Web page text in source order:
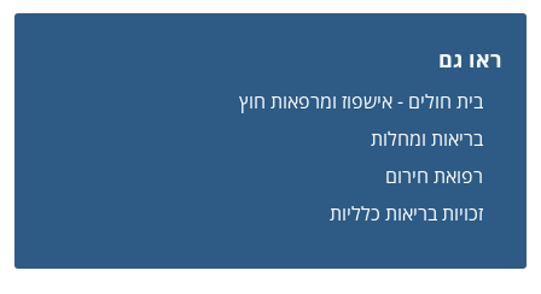
ראו גם
בית חולים - אישפוז ומרפאות חוץ
בריאות ומחלות
רפואת חירום
זכויות בריאות כלליות